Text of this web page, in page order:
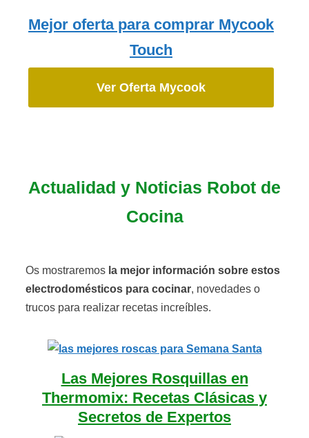
Mejor oferta para comprar Mycook
Touch
Ver Oferta Mycook
Actualidad y Noticias Robot de
Cocina
Os mostraremos la mejor información sobre estos
electrodomésticos para cocinar, novedades o
trucos para realizar recetas increíbles.
Las Mejores Rosquillas en
Thermomix: Recetas Clásicas y
Secretos de Expertos